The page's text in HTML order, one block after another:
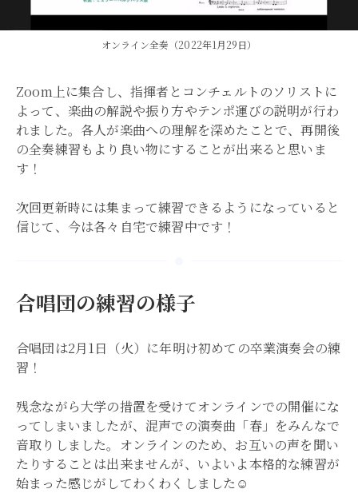
オンライン全奏（2022年1月29日）
Zoom上に集合し、指揮者とコンチェルトのソリストに
よって、楽曲の解説や振り方やテンポ運びの説明が行わ
れました。各人が楽曲への理解を深めたことで、再開後
の全奏練習もより良い物にすることが出来ると思いま
す！
次回更新時には集まって練習できるようになっていると
信じて、今は各々自宅で練習中です！
合唱団の練習の様子
合唱団は2月1日（火）に年明け初めての卒業演奏会の練
習！
残念ながら大学の措置を受けてオンラインでの開催にな
ってしまいましたが、混声での演奏曲「春」をみんなで
音取りしました。オンラインのため、お互いの声を聞い
たりすることは出来ませんが、いよいよ本格的な練習が
始まった感じがしてわくわくしました☺